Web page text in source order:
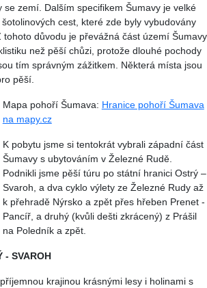
se zemí. Dalším specifikem Šumavy je velké
cest, které zde byly vybudovány
tohoto důvodu je převážná část území Šumavy
než pěší chůzi, protože dlouhé pochody
tím správným zážitkem. Některá místa jsou
pěší.
Mapa pohoří Šumava: Hranice pohoří Šumava
na mapy.cz
K pobytu jsme si tentokrát vybrali západní část
Šumavy s ubytováním v Železné Rudě.
Podnikli jsme pěší túru po státní hranici Ostrý –
Svaroh, a dva cyklo výlety ze Železné Rudy až
k přehradě Nýrsko a zpět přes hřeben Prenet -
Pancíř, a druhý (kvůli dešti zkrácený) z Prášil
na Poledník a zpět.
- SVAROH
krajinou krásnými lesy i holinami s